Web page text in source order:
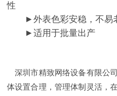
性
►外表色彩安稳，不易
►适用于批量出产
深圳市精致网络设备有限公
体设置合理，管理体制灵活，